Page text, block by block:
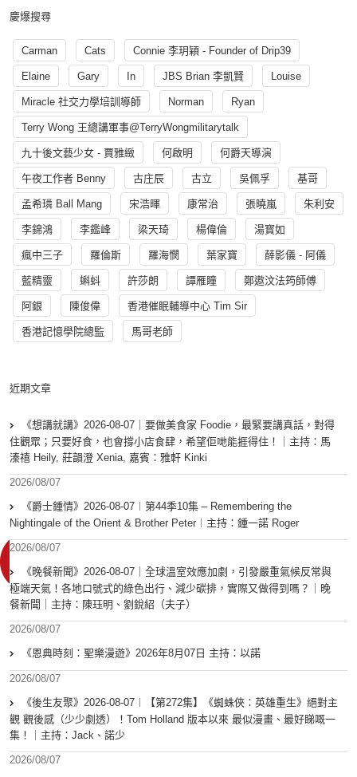
慶爆搜尋
Carman Cats Connie 李玥穎 - Founder of Drip39
Elaine Gary In JBS Brian 李凱賢 Louise
Miracle 社交力學培訓導師 Norman Ryan
Terry Wong 王總講軍事@TerryWongmilitarytalk
九十後文藝少女 - 賈雅緻 何啟明 何爵天導演
午夜工作者 Benny 古庄辰 古立 吳佩孚 基哥
孟希璘 Ball Mang 宋浩暉 康常治 張曉嵐 朱利安
李錦鴻 李鑑峰 梁天琦 楊偉倫 湯寳如
瘋中三子 羅倫斯 羅海憫 葉家寶 薛影儀 - 阿儀
藍精靈 蝌蚪 許莎朗 譚雁瞳 鄭遨汶法筠師傅
阿銀 陳俊偉 香港催眠輔導中心 Tim Sir
香港記憶學院總監 馬哥老師
近期文章
《想講就講》2026-08-07｜要做美食家 Foodie，最緊要講真話，對得
住觀眾；只要好食，也會撐小店食肆，希望佢哋能捱得住！｜主持：馬
溱禧 Heily, 莊韻澄 Xenia, 嘉賓：雅軒 Kinki
2026/08/07
《爵士鍾情》2026-08-07︱第44季10集 – Remembering the
Nightingale of the Orient & Brother Peter︱主持：鍾一諾 Roger
2026/08/07
《晚餐新聞》2026-08-07｜全球溫室效應加劇，引發嚴重氣候反常與
極端天氣！各地口號式的綠色出行、減少碳排，實際又做得到嗎？｜晚
餐新聞｜主持：陳珏明、劉銳紹（夫子）
2026/08/07
《恩典時刻：聖樂漫遊》2026年8月07日 主持：以諾
2026/08/07
《後生友聚》2026-08-07︱【第272集】《蜘蛛俠：英雄重生》絕對主
觀 觀後感（少少劇透）！Tom Holland 版本以來 最似漫畫、最好睇嘅一
集！｜主持：Jack、諾少
2026/08/07